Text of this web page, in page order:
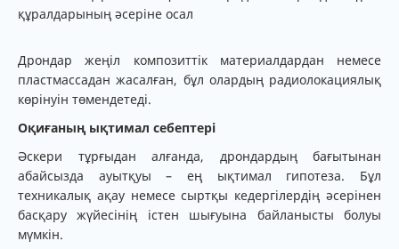
құралдарының әсеріне осал
Дрондар жеңіл композиттік материалдардан немесе
пластмассадан жасалған, бұл олардың радиолокациялық
көрінуін төмендетеді.
Оқиғаның ықтимал себептері
Әскери тұрғыдан алғанда, дрондардың бағытынан
абайсызда ауытқуы – ең ықтимал гипотеза. Бұл
техникалық ақау немесе сыртқы кедергілердің әсерінен
басқару жүйесінің істен шығуына байланысты болуы
мүмкін.